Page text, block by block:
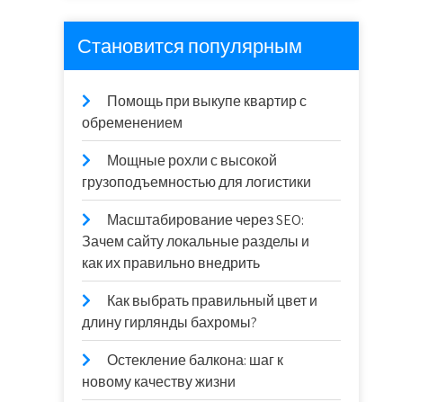
Становится популярным
Помощь при выкупе квартир с
обременением
Мощные рохли с высокой
грузоподъемностью для логистики
Масштабирование через SEO:
Зачем сайту локальные разделы и
как их правильно внедрить
Как выбрать правильный цвет и
длину гирлянды бахромы?
Остекление балкона: шаг к
новому качеству жизни